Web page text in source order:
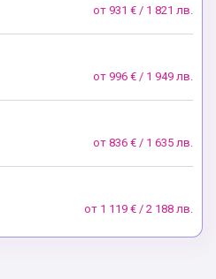
от 931 € / 1 821 лв.
от 996 € / 1 949 лв.
от 836 € / 1 635 лв.
от 1 119 € / 2 188 лв.